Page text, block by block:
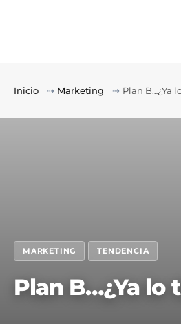
Inicio ⇢ Marketing ⇢ Plan B…¿Ya
MARKETING TENDENCIA
Plan B…¿Ya lo